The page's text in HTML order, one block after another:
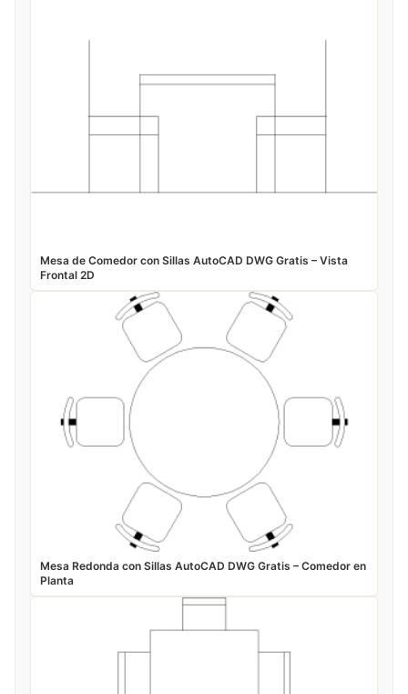
Mesa de Comedor con Sillas AutoCAD DWG Gratis – Vista
Frontal 2D
Mesa Redonda con Sillas AutoCAD DWG Gratis – Comedor en
Planta